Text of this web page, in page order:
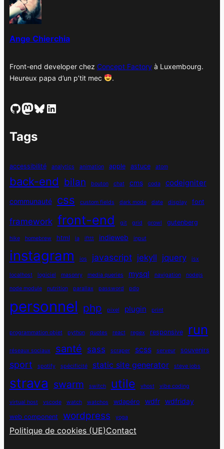
e
s
Ange Chierchia
Front-end developer chez Concept Factoryà Luxembourg.
Heureux papa d’un p’tit mec
.
GitHub Mastodon Bluesky LinkedIn
Tags
accessibilité analytics animation apple astuce atom
back-end bilan bouton chat cms coda codeigniter
communauté css custom fields dark mode date display font
framework front-end git grid growl gutenberg
hike homebrew html ia ifttt indieweb input
instagram ios javascript jekyll jquery jsx
localhost logiciel masonry media queries mysql navigation nodejs
node module nutrition parallax password pdo
personnel php pixel plugin print
programmation objet python quotes react regex responsive run
réseaux sociaux santé sass scraper scss serveur souvenirs
sport spotify spécificité static site generator steve jobs
strava swarm switch utile vhost vibe coding
virtual host vscode watch watchos wdapéro wdfr wdfriday
web component wordpress yoga
Politique de cookies (UE)Contact